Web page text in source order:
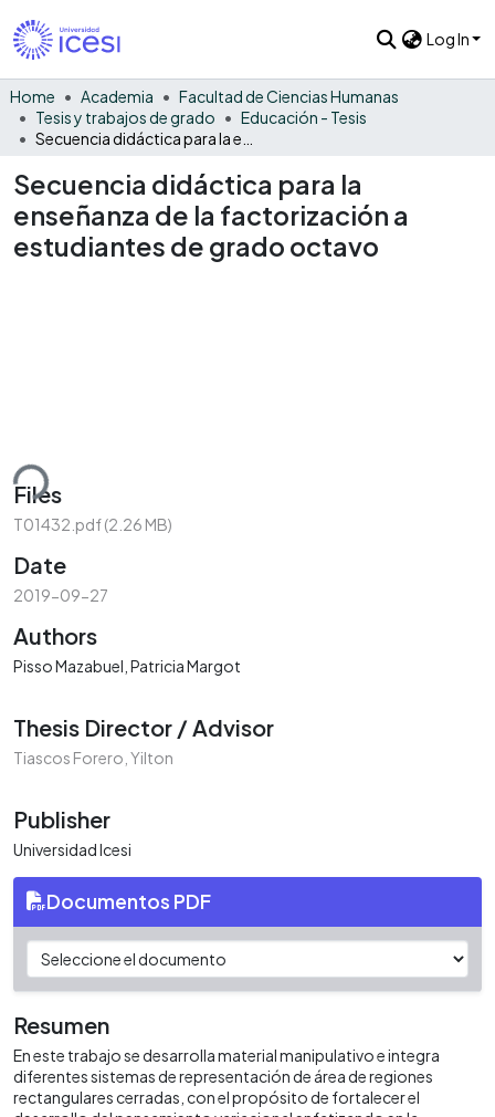
Log In
Home Academia
Facultad de Ciencias Humanas
Tesis y trabajos de grado
Educación - Tesis
Secuencia didáctica para la
enseñanza de la factorización a
estudiantes de grado octavo
Files
T01432.pdf(2.26 MB)
Date
2019-09-27
Authors
Pisso Mazabuel, Patricia Margot
Thesis Director / Advisor
Tiascos Forero, Yilton
Publisher
Universidad Icesi
Documentos PDF
Resumen
En este trabajo se desarrolla material manipulativo e integra
diferentes sistemas de representación de área de regiones
rectangulares cerradas, con el propósito de fortalecer el